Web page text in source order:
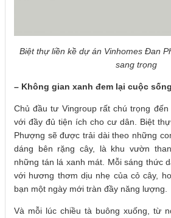
Biệt thự liền kề dự án Vinhomes Đan
sang trọng
– Không gian xanh đem lại cuộc
Chủ đầu tư Vingroup rất chú trọng
với đầy đủ tiện ích cho cư dân. Biệt
Phượng sẽ được trải dài theo những
dáng bên rặng cây, là khu vườn
những tán lá xanh mát. Mỗi sáng thức
với hương thơm dịu nhẹ của cỏ cây,
bạn một ngày mới tràn đầy năng lượng.
Và mỗi lúc chiều tà buông xuống, từ